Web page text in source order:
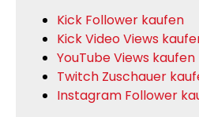
Kick Follower kaufen
Kick Video Views
YouTube Views kaufen
Twitch Zuschauer
Instagram Follower